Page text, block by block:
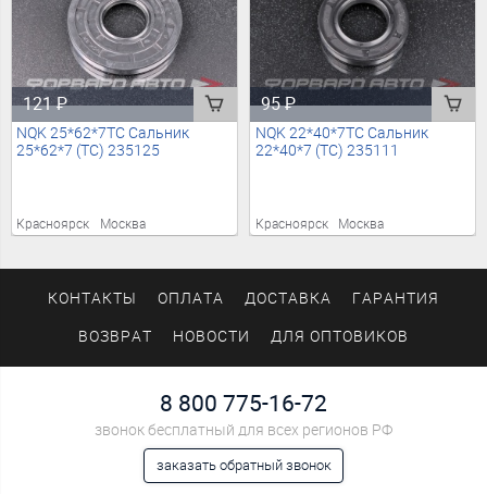
121₽
NQK 25*62*7TC Сальник
25*62*7 (TC) 235125
Красноярск Москва
95₽
NQK 22*40*7TC Сальник
22*40*7 (TC) 235111
Красноярск Москва
КОНТАКТЫ ОПЛАТА ДОСТАВКА ГАРАНТИЯ
ВОЗВРАТ НОВОСТИ ДЛЯ ОПТОВИКОВ
8 800 775-16-72
звонок бесплатный для всех регионов РФ
заказать обратный звонок